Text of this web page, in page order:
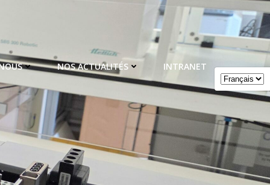
NOS ACTUALITÉS INTRANET